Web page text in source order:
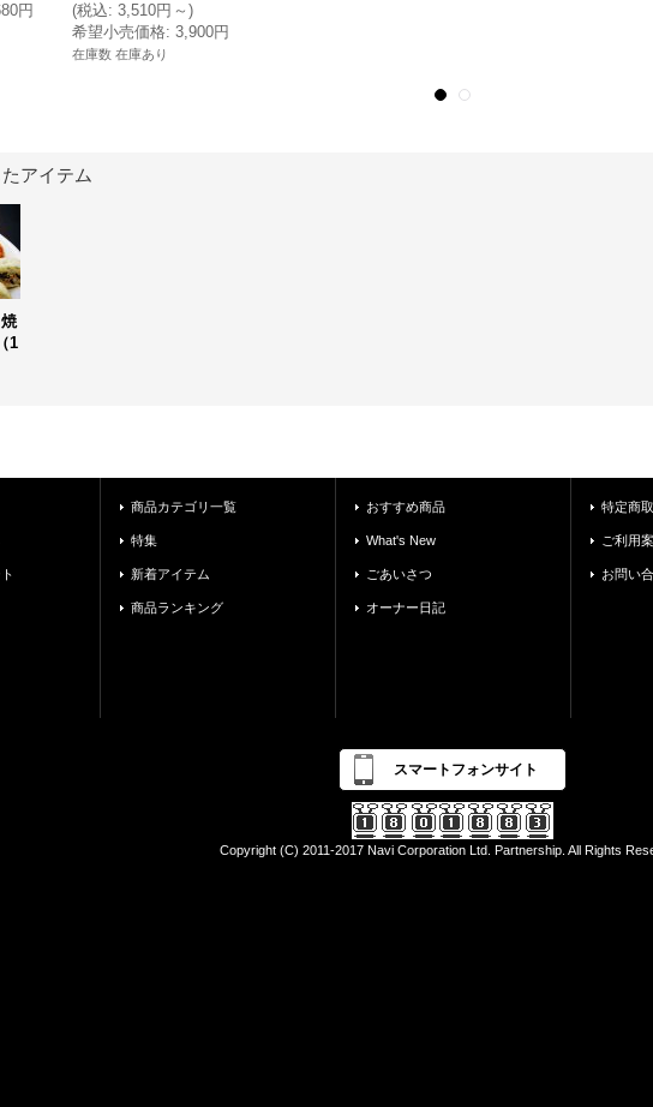
円
(税込: 3,510円 ～ )
希望小売価格: 3,900円
在庫数 在庫あり
アイテム
1
商品カテゴリ一覧
特集
新着アイテム
商品ランキング
おすすめ商品
What's New
ごあいさつ
オーナー日記
特定商
ご利用
お問い
スマートフォンサイト
Copyright (C) 2011-2017 Navi Corporation Ltd. Partnership. All Rights